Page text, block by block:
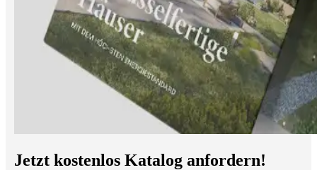
Jetzt kostenlos Katalog anfordern!